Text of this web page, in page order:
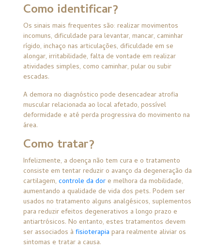
Como identificar?
Os sinais mais frequentes são: realizar movimentos
incomuns, dificuldade para levantar, mancar, caminhar
rígido, inchaço nas articulações, dificuldade em se
alongar, irritabilidade, falta de vontade em realizar
atividades simples, como caminhar, pular ou subir
escadas.
A demora no diagnóstico pode desencadear atrofia
muscularrelacionada ao local afetado, possível
deformidade e até perda progressiva do movimento na
área.
Como tratar?
Infelizmente, a doença não tem cura e o tratamento
consiste em tentar reduzir o avanço da degeneração da
cartilagem,controle da dor e melhora da mobilidade,
aumentando a qualidade de vida dos pets. Podem ser
usados no tratamento alguns analgésicos, suplementos
para reduzir efeitos degenerativos a longo prazo e
antiartrósicos. No entanto, estes tratamentos devem
ser associados àfisioterapia para realmente aliviar os
sintomas e tratar a causa.